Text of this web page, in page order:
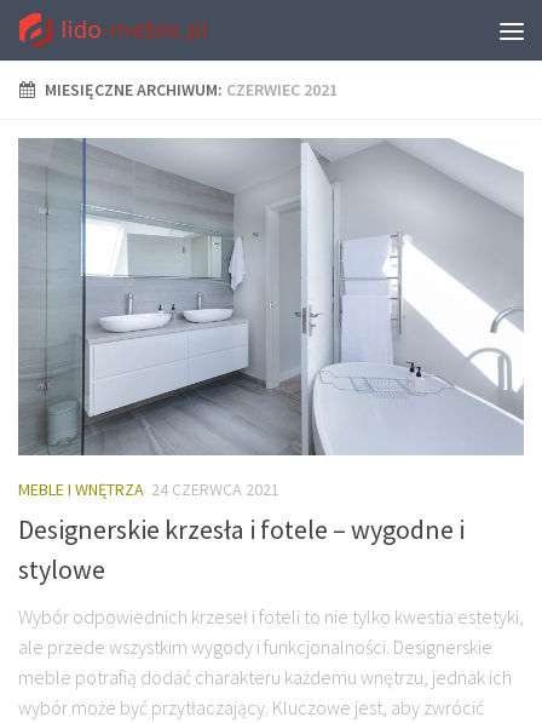
MIESIĘCZNE ARCHIWUM: CZERWIEC 2021
MEBLE I WNĘTRZA 24 CZERWCA 2021
Designerskie krzesła i fotele – wygodne i
stylowe
Wybór odpowiednich krzeseł i foteli to nie tylko kwestia estetyki,
ale przede wszystkim wygody i funkcjonalności. Designerskie
meble potrafią dodać charakteru każdemu wnętrzu, jednak ich
wybór może być przytłaczający. Kluczowe jest, aby zwrócić